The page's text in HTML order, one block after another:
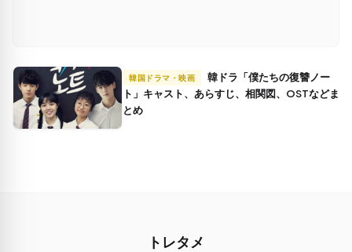
韓国ドラマ・映画
ト」キャスト、あらすじ、相関図、OSTなどま
とめ
トレタメ